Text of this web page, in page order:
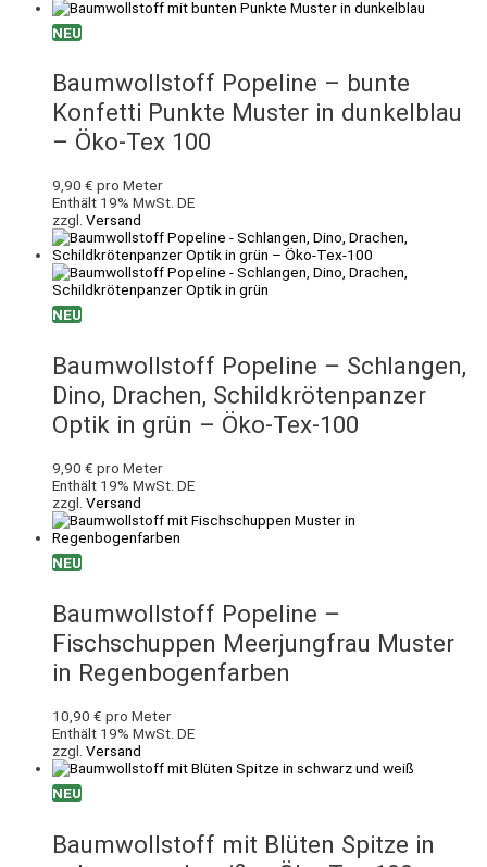
NEU
Baumwollstoff Popeline – bunte
Konfetti Punkte Muster in dunkelblau
– Öko-Tex 100
9,90 € pro Meter
Enthält 19% MwSt. DE
zzgl. Versand
NEU
Baumwollstoff Popeline – Schlangen,
Dino, Drachen, Schildkrötenpanzer
Optik in grün – Öko-Tex-100
9,90 € pro Meter
Enthält 19% MwSt. DE
zzgl. Versand
NEU
Baumwollstoff Popeline –
Fischschuppen Meerjungfrau Muster
in Regenbogenfarben
10,90 € pro Meter
Enthält 19% MwSt. DE
zzgl. Versand
NEU
Baumwollstoff mit Blüten Spitze in